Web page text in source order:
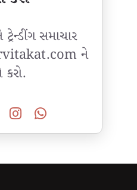
સમાચાર
ને
કરો.